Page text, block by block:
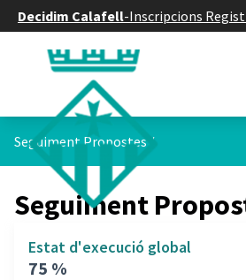
Decidim Calafell-Inscripcions
Seguiment Propostes /
Seguiment
Estat d'execució global
75 %